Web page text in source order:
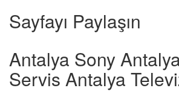
Sayfayı Paylaşın
Antalya Sony Antalya
Servis Antalya